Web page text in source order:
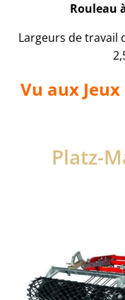
Rouleau
Largeurs de travail
Vu aux
Platz-